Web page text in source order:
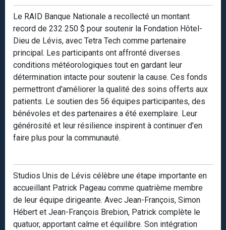
Le RAID Banque Nationale a recollecté un montant
record de 232 250 $ pour soutenir la Fondation Hôtel-
Dieu de Lévis, avec Tetra Tech comme partenaire
principal. Les participants ont affronté diverses
conditions météorologiques tout en gardant leur
détermination intacte pour soutenir la cause. Ces fonds
permettront d'améliorer la qualité des soins offerts aux
patients. Le soutien des 56 équipes participantes, des
bénévoles et des partenaires a été exemplaire. Leur
générosité et leur résilience inspirent à continuer d'en
faire plus pour la communauté.
Studios Unis de Lévis célèbre une étape importante en
accueillant Patrick Pageau comme quatrième membre
de leur équipe dirigeante. Avec Jean-François, Simon
Hébert et Jean-François Brebion, Patrick complète le
quatuor, apportant calme et équilibre. Son intégration